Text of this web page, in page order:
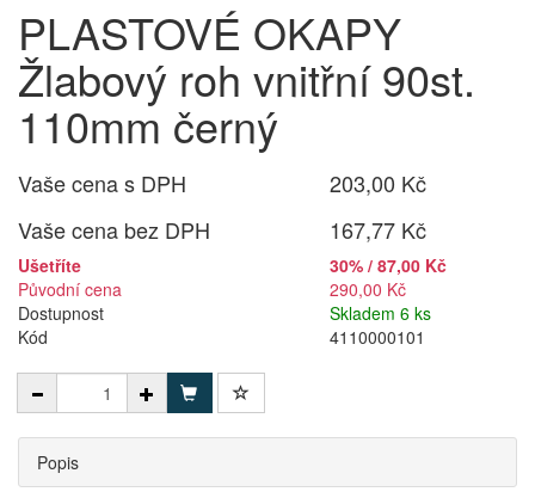
PLASTOVÉ OKAPY
Žlabový roh vnitřní 90st.
110mm černý
Vaše cena s DPH
203,00 Kč
Vaše cena bez DPH
167,77 Kč
Ušetříte
30% / 87,00 Kč
Původní cena
290,00 Kč
Dostupnost
Skladem 6 ks
Kód
4110000101
Popis